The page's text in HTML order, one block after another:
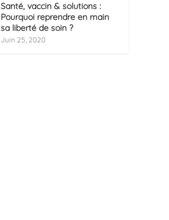
Santé, vaccin & solutions :
Pourquoi reprendre en main
sa liberté de soin ?
Juin 25, 2020